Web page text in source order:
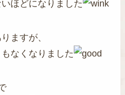
ほどになりました
ますが、
なくなりました